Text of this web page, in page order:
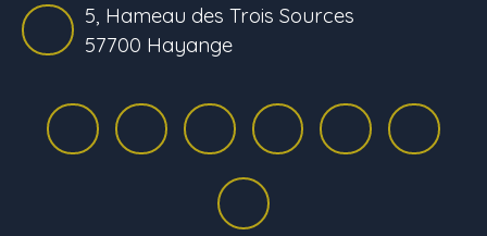
5, Hameau des Trois Sources
57700 Hayange